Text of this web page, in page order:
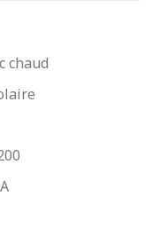
chaud